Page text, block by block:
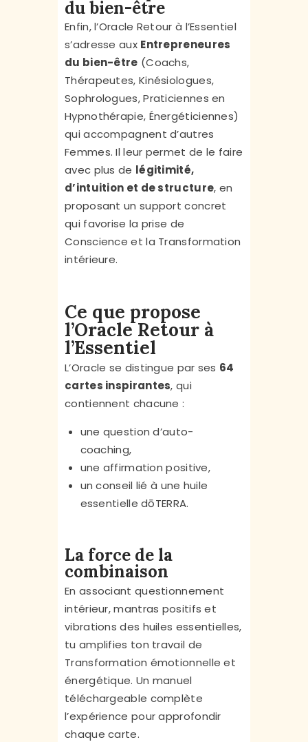
du bien-être
Enfin, l’Oracle Retour à l’Essentiel
s’adresse aux Entrepreneures
du bien-être (Coachs,
Thérapeutes, Kinésiologues,
Sophrologues, Praticiennes en
Hypnothérapie, Énergéticiennes)
qui accompagnent d’autres
Femmes. Il leur permet de le faire
avec plus de légitimité,
d’intuition et de structure, en
proposant un support concret
qui favorise la prise de
Conscience et la Transformation
intérieure.
Ce que propose
l’Oracle Retour à
l’Essentiel
L’Oracle se distingue par ses 64
cartes inspirantes, qui
contiennent chacune :
une question d’auto-
coaching,
une affirmation positive,
un conseil lié à une huile
essentielle dōTERRA.
La force de la
combinaison
En associant questionnement
intérieur, mantras positifs et
vibrations des huiles essentielles,
tu amplifies ton travail de
Transformation émotionnelle et
énergétique. Un manuel
téléchargeable complète
l’expérience pour approfondir
chaque carte.